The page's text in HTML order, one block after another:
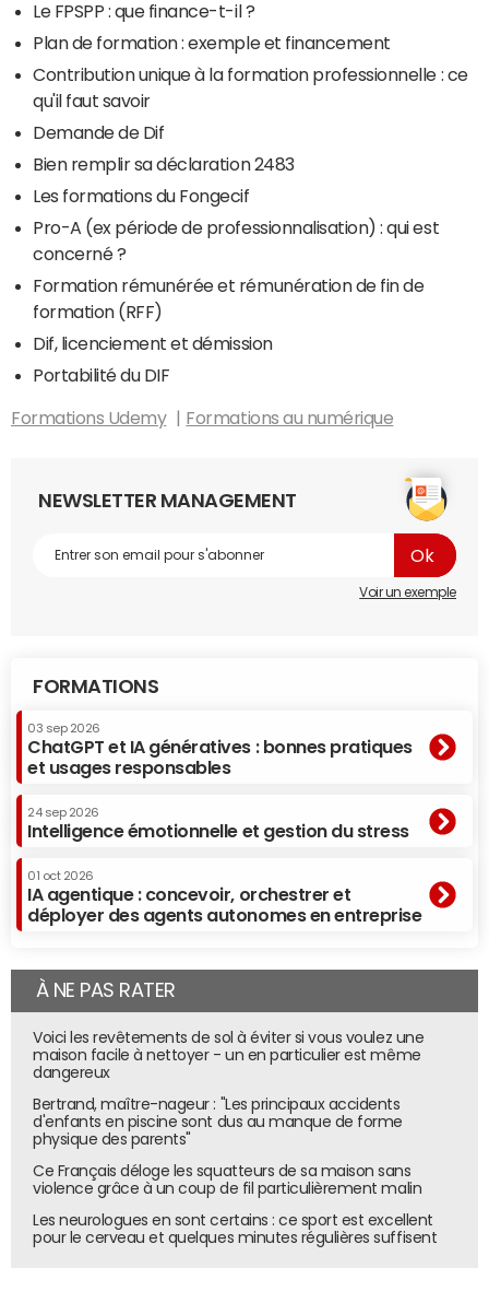
Le FPSPP : que finance-t-il ?
Plan de formation : exemple et financement
Contribution unique à la formation professionnelle : ce
qu'il faut savoir
Demande de Dif
Bien remplir sa déclaration 2483
Les formations du Fongecif
Pro-A (ex période de professionnalisation) : qui est
concerné ?
Formation rémunérée et rémunération de fin de
formation (RFF)
Dif, licenciement et démission
Portabilité du DIF
Formations Udemy Formations au numérique
NEWSLETTER MANAGEMENT
Voir un exemple
FORMATIONS
03 sep 2026
ChatGPT et IA génératives : bonnes pratiques
et usages responsables
24 sep 2026
Intelligence émotionnelle et gestion du stress
01 oct 2026
IA agentique : concevoir, orchestrer et
déployer des agents autonomes en entreprise
À NE PAS RATER
Voici les revêtements de sol à éviter si vous voulez une
maison facile à nettoyer - un en particulier est même
dangereux
Bertrand, maître-nageur : "Les principaux accidents
d'enfants en piscine sont dus au manque de forme
physique des parents"
Ce Français déloge les squatteurs de sa maison sans
violence grâce à un coup de fil particulièrement malin
Les neurologues en sont certains : ce sport est excellent
pour le cerveau et quelques minutes régulières suffisent